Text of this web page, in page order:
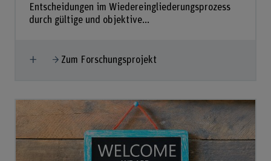
Entscheidungen im Wiedereingliederungsprozess
durch gültige und objektive...
Mehr anzeigen
Zum Forschungsprojekt